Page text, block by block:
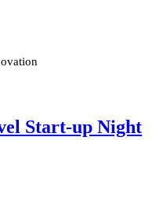
Start-up Night